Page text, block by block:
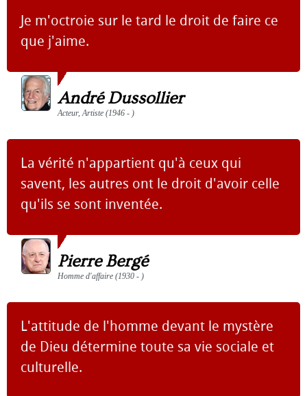
Je m'octroie sur le tard le droit de faire ce
que j'aime.
André Dussollier
Acteur, Artiste (1946 - )
La vérité n'appartient qu'à ceux qui
savent, les autres ont le droit d'avoir celle
qu'ils se sont inventée.
Pierre Bergé
Homme d'affaire (1930 - )
L'attitude de l'homme devant le mystère
de Dieu détermine toute sa vie sociale et
culturelle.